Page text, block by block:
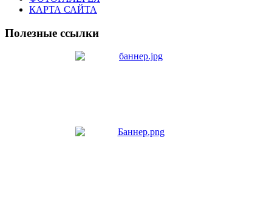
КАРТА САЙТА
Полезные ссылки